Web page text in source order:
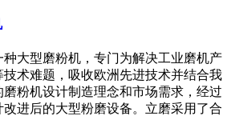
种大型磨粉机，专门为解决工业磨机产
术难题，吸收欧洲先进技术并结合我
粉机设计制造理念和市场需求，经过
改进后的大型粉磨设备。立磨采用了合